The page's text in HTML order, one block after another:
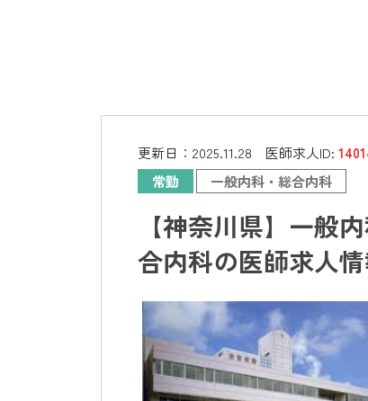
更新日： 2025.11.28 医師求人ID:
常勤
一般内科・総合内科
【神奈川県】一般
合内科の医師求人